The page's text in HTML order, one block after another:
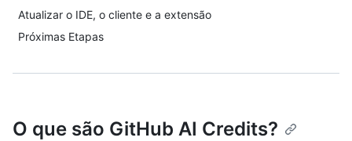
Atualizar o IDE, o cliente e a extensão
Próximas Etapas
O que são GitHub AI Credits?